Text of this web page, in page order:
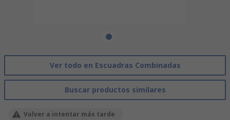
Ver todo en Escuadras Combinadas
Buscar productos similares
Volver a intentar más tarde